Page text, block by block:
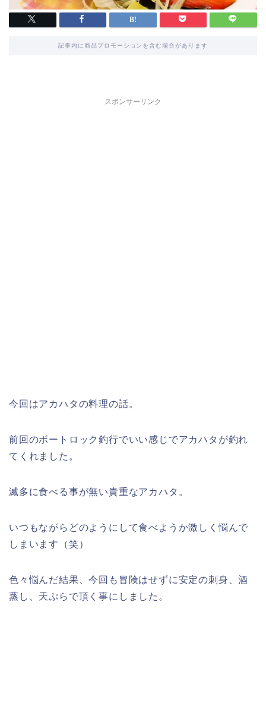
記事内に商品プロモーションを含む場合があります
スポンサーリンク
今回はアカハタの料理の話。
前回のボートロック釣行でいい感じでアカハタが釣れ
てくれました。
滅多に食べる事が無い貴重なアカハタ。
いつもながらどのようにして食べようか激しく悩んで
しまいます（笑）
色々悩んだ結果、今回も冒険はせずに安定の刺身、酒
蒸し、天ぷらで頂く事にしました。